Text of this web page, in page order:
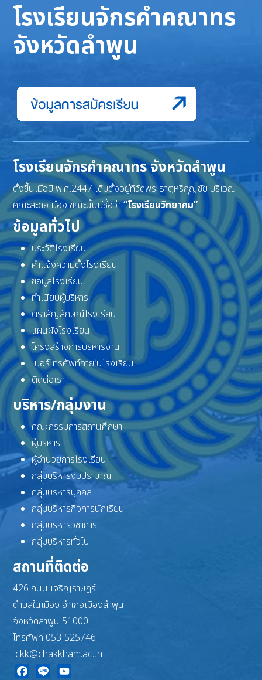
โรงเรียนจักรคำคณาทร
จังหวัดลำพูน
โรงเรียนจักรคำคณาทร จังหวัดลำพูน
ตั้งขึ้นเมื่อปี พ.ศ.2447 เดิมตั้งอยู่ที่วัดพระธาตุหริภุญชัย บริเวณ
คณะสะดือเมือง ขณะนั้นมีชื่อว่า“โรงเรียนวิทยาคม”
ข้อมูลทั่วไป
ประวัติโรงเรียน
คำแจ้งความตั้งโรงเรียน
ข้อมูลโรงเรียน
ทำเนียบผู้บริหาร
ตราสัญลักษณ์โรงเรียน
แผนผังโรงเรียน
โครงสร้างการบริหารงาน
เบอร์โทรศัพท์ภายในโรงเรียน
ติดต่อเรา
บริหาร/กลุ่มงาน
คณะกรรมการสถานศึกษา
ผู้บริหาร
ผู้อำนวยการโรงเรียน
กลุ่มบริหารงบประมาณ
กลุ่มบริหารบุคคล
กลุ่มบริหารกิจการนักเรียน
กลุ่มบริหารวิชาการ
กลุ่มบริหารทั่วไป
สถานที่ติดต่อ
426 ถนน เจริญราษฎร์
ตำบลในเมือง อำเภอเมืองลำพูน
จังหวัดลำพูน 51000
โทรศัพท์ 053-525746
ckk@chakkham.ac.th